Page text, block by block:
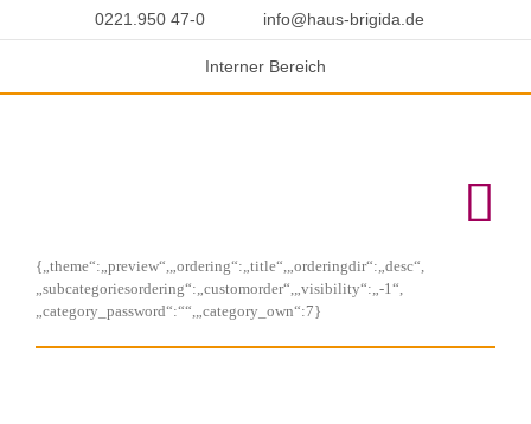
0221.950 47-0 info@haus-brigida.de
In­ter­ner Be­reich
{„theme“:„preview“,„ordering“:„title“,„orderingdir“:„desc“,
„subcategoriesordering“:„customorder“,„visibility“:„-1“,
„category_password“:““,„category_own“:7}